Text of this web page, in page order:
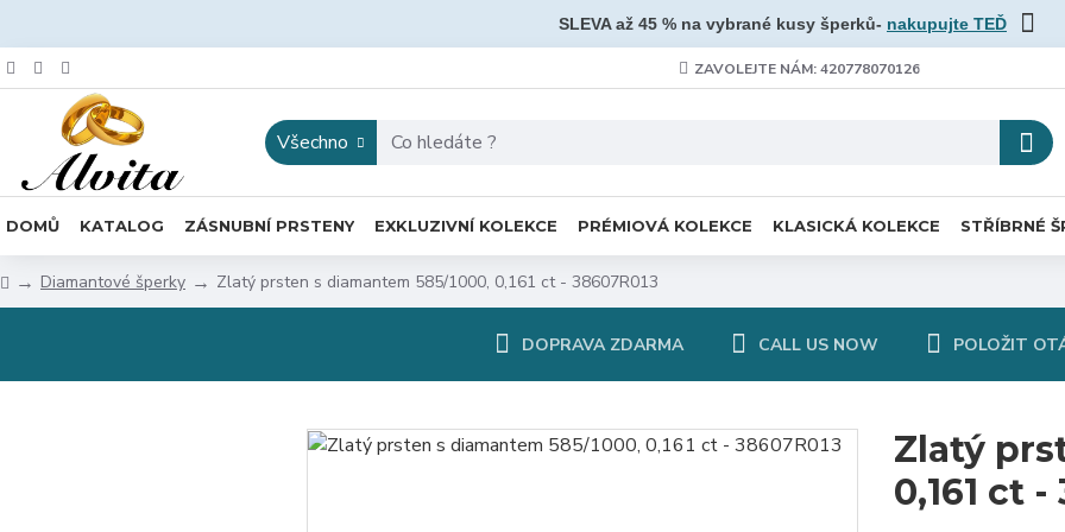
SLEVA až 45 % na vybrané kusy šperků- nakupujte TEĎ
ZAVOLEJTE NÁM: 420778070126
Všechno
DOMŮ KATALOG ZÁSNUBNÍ PRSTENY EXKLUZIVNÍ KOLEKCE PRÉMIOVÁ KOLEKCE KLASICKÁ KOLEKCE STŘÍBRNÉ
Diamantové šperky Zlatý prsten s diamantem 585/1000, 0,161 ct - 38607R013
DOPRAVA ZDARMA CALL US NOW POLOŽIT
Zlatý
0,161 ct -